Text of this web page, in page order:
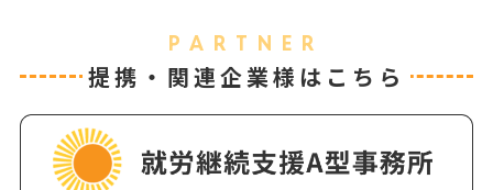
PARTNER
提携・関連企業様はこちら